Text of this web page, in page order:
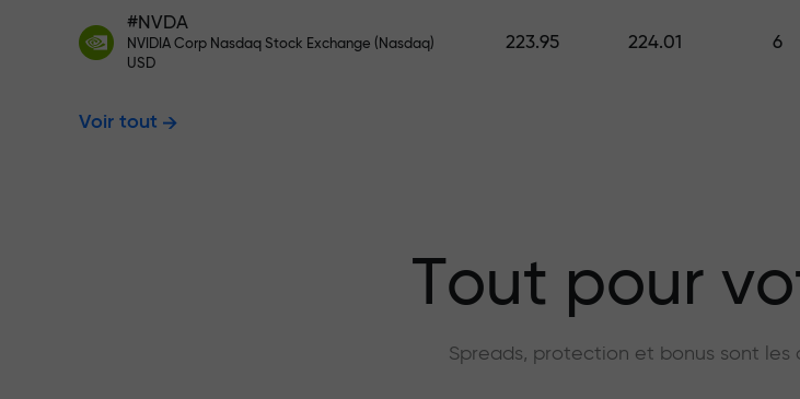
$1,500
Tradez sans risque —
Bonus jusqu’à X1000 —
grand multiplicateur du
#NVDA
NVIDIA Corp Nasdaq Stock Exchange (Nasdaq)
USD
223.95 224.01 6
Voir tout
Tout pour
Spreads, protection et bonus sont les